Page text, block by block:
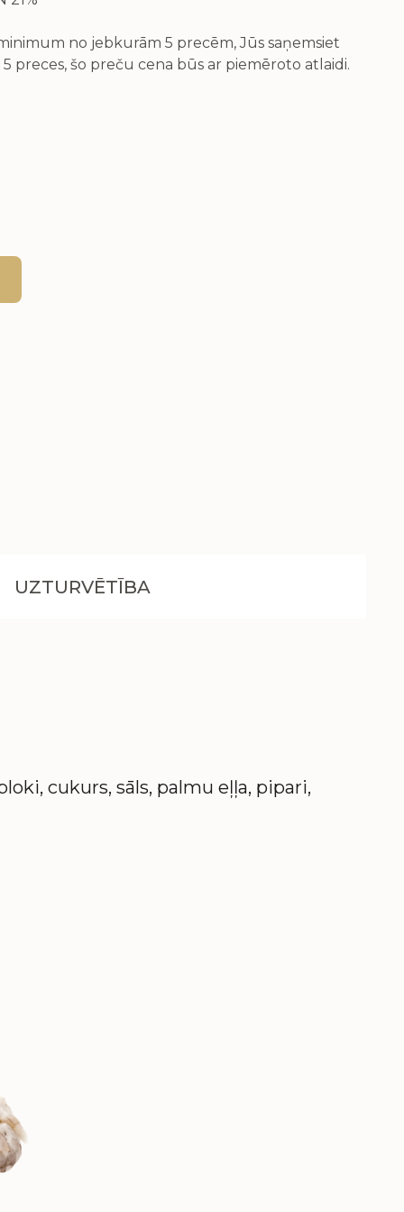
no jebkurām 5 precēm, Jūs saņemsiet
preces, šo preču cena būs ar piemēroto atlaidi.
UZTURVĒTĪBA
cukurs, sāls, palmu eļļa, pipari,